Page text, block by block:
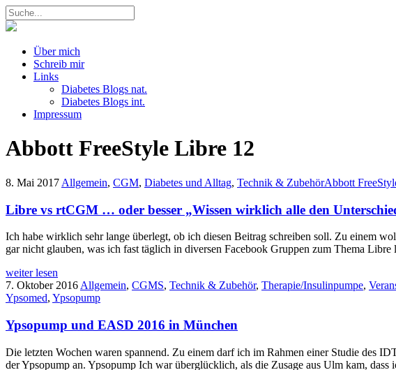
Über mich
Schreib mir
Links
Diabetes Blogs nat.
Diabetes Blogs int.
Impressum
Abbott FreeStyle Libre 12
8. Mai 2017 Allgemein, CGM, Diabetes und Alltag, Technik & ZubehörAbbott
Libre vs rtCGM … oder besser „Wissen wirklich alle den
Ich habe wirklich sehr lange überlegt, ob ich diesen Beitrag schreiben soll. Zu einem
gar nicht glauben, was ich fast täglich in diversen Facebook Gruppen zum Thema
weiter lesen
7. Oktober 2016 Allgemein, CGMS, Technik & Zubehör, Therapie/Insulinpumpe,
Ypsomed, Ypsopump
Ypsopump und EASD 2016 in München
Die letzten Wochen waren spannend. Zu einem darf ich im Rahmen einer Studie des
der Ypsopump an. Ypsopump Ich war überglücklich, als die Zusage aus Ulm kam,